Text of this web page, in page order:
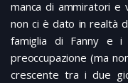
manca di ammiratori e
non ci è dato in realtà
famiglia di Fanny e i
preoccupazione (ma
crescente tra i due